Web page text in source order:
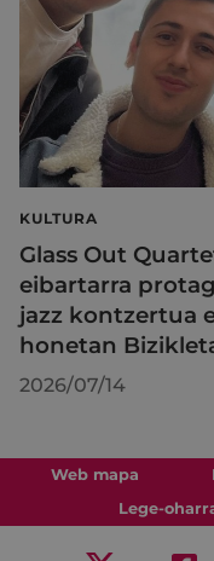
KULTURA
Glass Out
eibartarra
jazz kontzertua
honetan
2026/07/14
Web mapa
Lege-